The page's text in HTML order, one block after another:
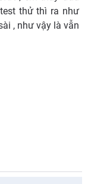
thử thì ra như
, như vậy là vẫn